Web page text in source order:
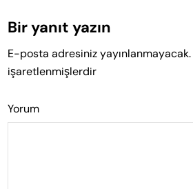
Bir yanıt yazın
E-posta adresiniz yayınlanmayacak.
işaretlenmişlerdir
Yorum